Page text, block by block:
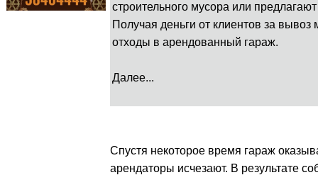
строительного мусора или
Получая деньги от клиентов за
отходы в арендованный гараж.
Далее...
Спустя некоторое время гараж
арендаторы исчезают. В результате